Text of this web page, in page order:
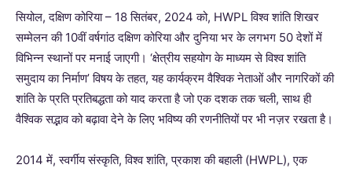
सियोल, दक्षिण कोरिया – 18 सितंबर, 2024 को, HWPL विश्व शांति शिखर
सम्मेलन की 10वीं वर्षगांठ दक्षिण कोरिया और दुनिया भर के लगभग 50 देशों में
विभिन्न स्थानों पर मनाई जाएगी। ‘क्षेत्रीय सहयोग के माध्यम से विश्व शांति
समुदाय का निर्माण’ विषय के तहत, यह कार्यक्रम वैश्विक नेताओं और नागरिकों की
शांति के प्रति प्रतिबद्धता को याद करता है जो एक दशक तक चली, साथ ही
वैश्विक सद्भाव को बढ़ावा देने के लिए भविष्य की रणनीतियों पर भी नज़र रखता है।
2014 में, स्वर्गीय संस्कृति, विश्व शांति, प्रकाश की बहाली (HWPL), एक